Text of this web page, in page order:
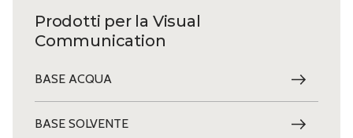
Prodotti per la Visual
Communication
BASE ACQUA
BASE SOLVENTE